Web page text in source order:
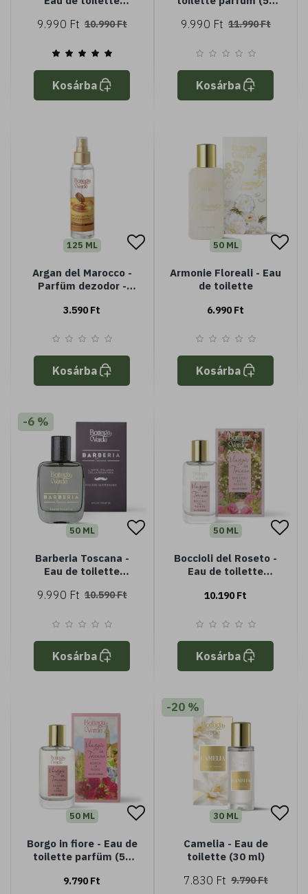
9.990 Ft 10.990 Ft
Kosárba
9.990 Ft 11.990 Ft
Kosárba
125 ML
Argan del Marocco -
Parfüm dezodor -
Argannal (125 ml) -
3.590 Ft
Kosárba
50 ML
Armonie Floreali - Eau
de toilette
6.990 Ft
Kosárba
-6 %
50 ML
Barberia Toscana -
Eau de toilette
9.990 Ft 10.590 Ft
Kosárba
50 ML
Boccioli del Roseto -
Eau de toilette
10.190 Ft
Kosárba
50 ML
Borgo in fiore - Eau de
toilette parfüm (50
9.790 Ft
-20 %
30 ML
Camelia - Eau de
toilette (30 ml)
7.830 Ft 9.790 Ft